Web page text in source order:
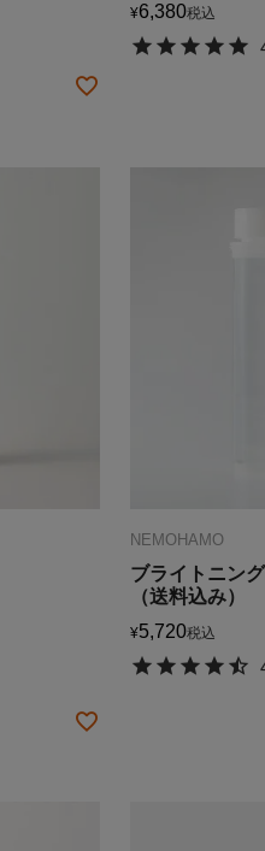
¥6,380税込
NEMOHAMO
ブライトニン
（送料込み）
¥5,720税込